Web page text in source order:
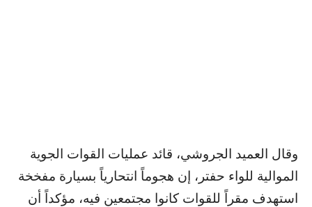
وقال العميد الجروشي، قائد عمليات القوات الجوية
الموالية للواء حفتر، إن هجوماً انتحارياً بسيارة مفخخة
استهدف مقراً للقوات كانوا مجتمعين فيه، مؤكداً أن